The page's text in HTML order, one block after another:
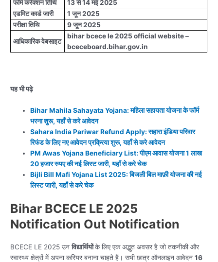
फॉर्म करेक्शन तिथि
13 से 14 मई 2025
एडमिट कार्ड जारी
1 जून 2025
परीक्षा तिथि
9 जून 2025
आधिकारिक वेबसाइट
bihar bcece le 2025 official website –
bceceboard.bihar.gov.in
यह भी पढ़े
Bihar Mahila Sahayata Yojana: महिला सहायता योजना के फॉर्म
भरना शुरू, यहाँ से करे आवेदन
Sahara India Pariwar Refund Apply: सहारा इंडिया परिवार
रिफंड के लिए नए आवेदन प्रक्रिया शुरू, यहाँ से करे आवेदन
PM Awas Yojana Beneficiary List: पीएम आवास योजना 1 लाख
20 हजार रुपए की नई लिस्ट जारी, यहाँ से करे चेक
Bijli Bill Mafi Yojana List 2025: बिजली बिल माफ़ी योजना की नई
लिस्ट जारी, यहाँ से करे चेक
Bihar BCECE LE 2025
Notification Out Notification
BCECE LE 2025 उनविद्यार्थियोंके लिए एक अद्भुत अवसर है जो तकनीकी और
स्वास्थ्य क्षेत्रों में अपना करियर बनाना चाहते हैं। सभी छात्र ऑनलाइन आवेदन16